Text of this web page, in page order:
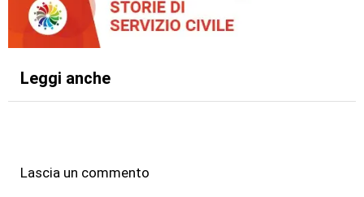
Leggi anche
Lascia un commento